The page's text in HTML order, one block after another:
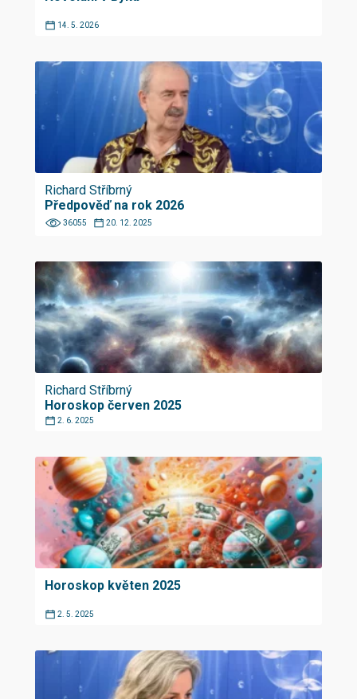
14. 5. 2026
Richard Stříbrný
Předpověď na rok 2026
36055 20. 12. 2025
Richard Stříbrný
Horoskop červen 2025
2. 6. 2025
Horoskop květen 2025
2. 5. 2025